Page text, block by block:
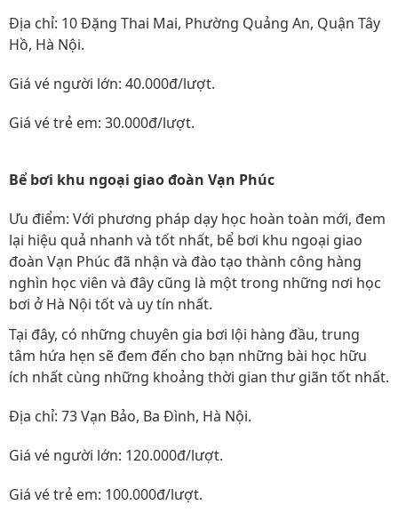
Địa chỉ: 10 Đặng Thai Mai, Phường Quảng An, Quận Tây
Hồ, Hà Nội.
Giá vé người lớn: 40.000đ/lượt.
Giá vé trẻ em: 30.000đ/lượt.
Bể bơi khu ngoại giao đoàn Vạn Phúc
Ưu điểm: Với phương pháp dạy học hoàn toàn mới, đem
lại hiệu quả nhanh và tốt nhất, bể bơi khu ngoại giao
đoàn Vạn Phúc đã nhận và đào tạo thành công hàng
nghìn học viên và đây cũng là một trong những nơi học
bơi ở Hà Nội tốt và uy tín nhất.
Tại đây, có những chuyên gia bơi lội hàng đầu, trung
tâm hứa hẹn sẽ đem đến cho bạn những bài học hữu
ích nhất cùng những khoảng thời gian thư giãn tốt nhất.
Địa chỉ: 73 Vạn Bảo, Ba Đình, Hà Nội.
Giá vé người lớn: 120.000đ/lượt.
Giá vé trẻ em: 100.000đ/lượt.